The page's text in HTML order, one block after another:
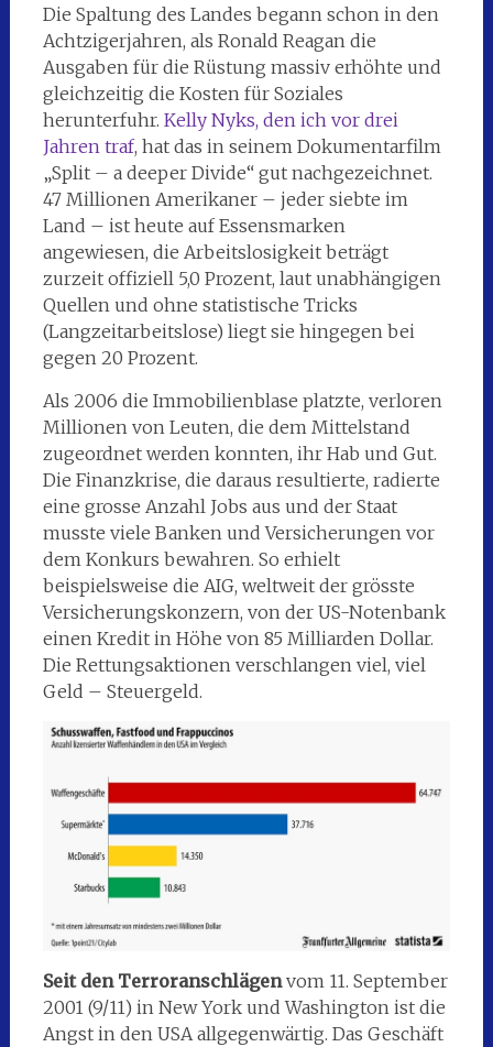
Die Spaltung des Landes begann schon in den
Achtzigerjahren, als Ronald Reagan die
Ausgaben für die Rüstung massiv erhöhte und
gleichzeitig die Kosten für Soziales
herunterfuhr. Kelly Nyks, den ich vor drei
Jahren traf, hat das in seinem Dokumentarfilm
„Split – a deeper Divide“ gut nachgezeichnet.
47 Millionen Amerikaner – jeder siebte im
Land – ist heute auf Essensmarken
angewiesen, die Arbeitslosigkeit beträgt
zurzeit offiziell 5,0 Prozent, laut unabhängigen
Quellen und ohne statistische Tricks
(Langzeitarbeitslose) liegt sie hingegen bei
gegen 20 Prozent.
Als 2006 die Immobilienblase platzte, verloren
Millionen von Leuten, die dem Mittelstand
zugeordnet werden konnten, ihr Hab und Gut.
Die Finanzkrise, die daraus resultierte, radierte
eine grosse Anzahl Jobs aus und der Staat
musste viele Banken und Versicherungen vor
dem Konkurs bewahren. So erhielt
beispielsweise die AIG, weltweit der grösste
Versicherungskonzern, von der US-Notenbank
einen Kredit in Höhe von 85 Milliarden Dollar.
Die Rettungsaktionen verschlangen viel, viel
Geld – Steuergeld.
Seit den Terroranschlägenvom 11. September
2001 (9/11) in New York und Washington ist die
Angst in den USA allgegenwärtig. Das Geschäft